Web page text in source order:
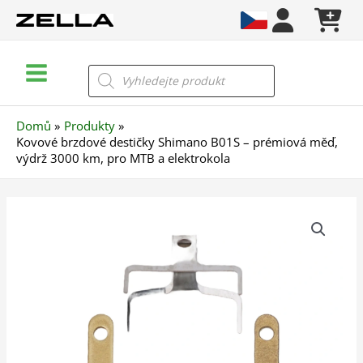
Menu
Products
search
Domů
Produkty
Kovové brzdové destičky Shimano B01S – prémiová měď,
výdrž 3000 km, pro MTB a elektrokola